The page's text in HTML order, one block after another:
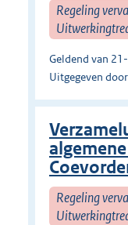
Regeling
Geldend van
Uitgegeven
Regeling